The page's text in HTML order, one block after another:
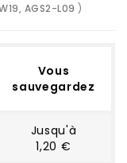
AGS2-L09 )
Vous
sauvegardez
Jusqu'à
1,20 €